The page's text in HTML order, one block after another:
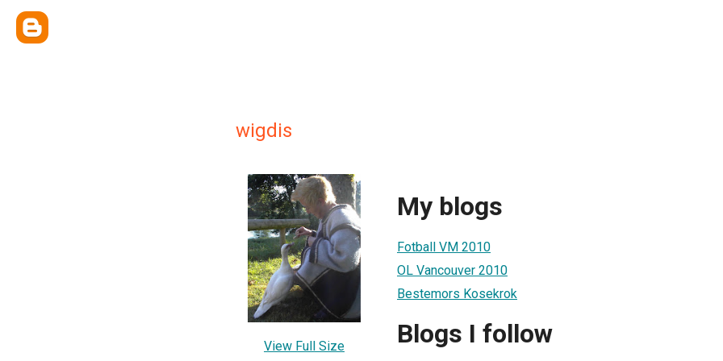
wigdis
View Full Size
My blogs
Fotball VM 2010
OL Vancouver 2010
Bestemors Kosekrok
Blogs I follow